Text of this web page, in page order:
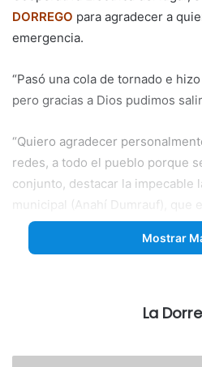
DORREGO para agradecer a
emergencia.
“Pasó una cola de tornado e
pero gracias a Dios pudimos
“Quiero agradecer
redes, a todo el pueblo porque
conjunto, destacar la impecable
municipal (Anahí Dumrauf), que
enseguida”, agregó.
Mostrar
La